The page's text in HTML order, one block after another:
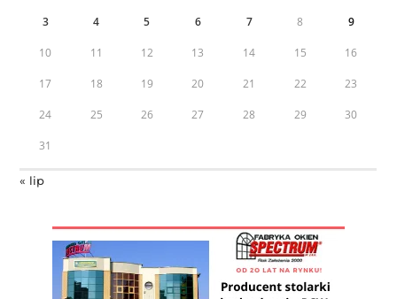
3 4 5 6 7 8 9
10 11 12 13 14 15 16
17 18 19 20 21 22 23
24 25 26 27 28 29 30
31
« lip